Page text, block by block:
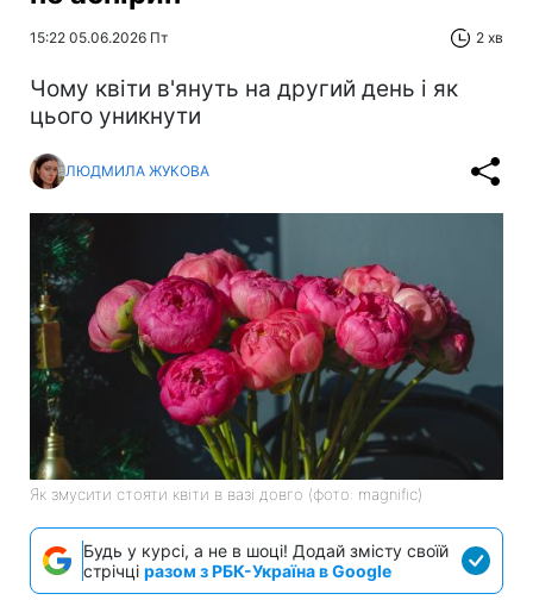
15:22 05.06.2026 Пт 2 хв
Чому квіти в'януть на другий день і як
цього уникнути
ЛЮДМИЛА ЖУКОВА
Як змусити стояти квіти в вазі довго (фото: magnific)
Будь у курсі, а не в шоці! Додай змісту своїй
стрічці разом з РБК-Україна в Google